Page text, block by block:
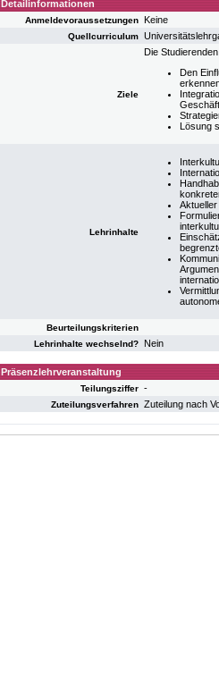
Detailinformationen
Anmeldevoraussetzungen Keine
Quellcurriculum
Ziele
Die
Den
Lösung
Lehrinhalte
Beurteilungskriterien
Lehrinhalte wechselnd?
Nein
Präsenzlehrveranstaltung
Teilungsziffer -
Zuteilungsverfahren Zuteilung nach